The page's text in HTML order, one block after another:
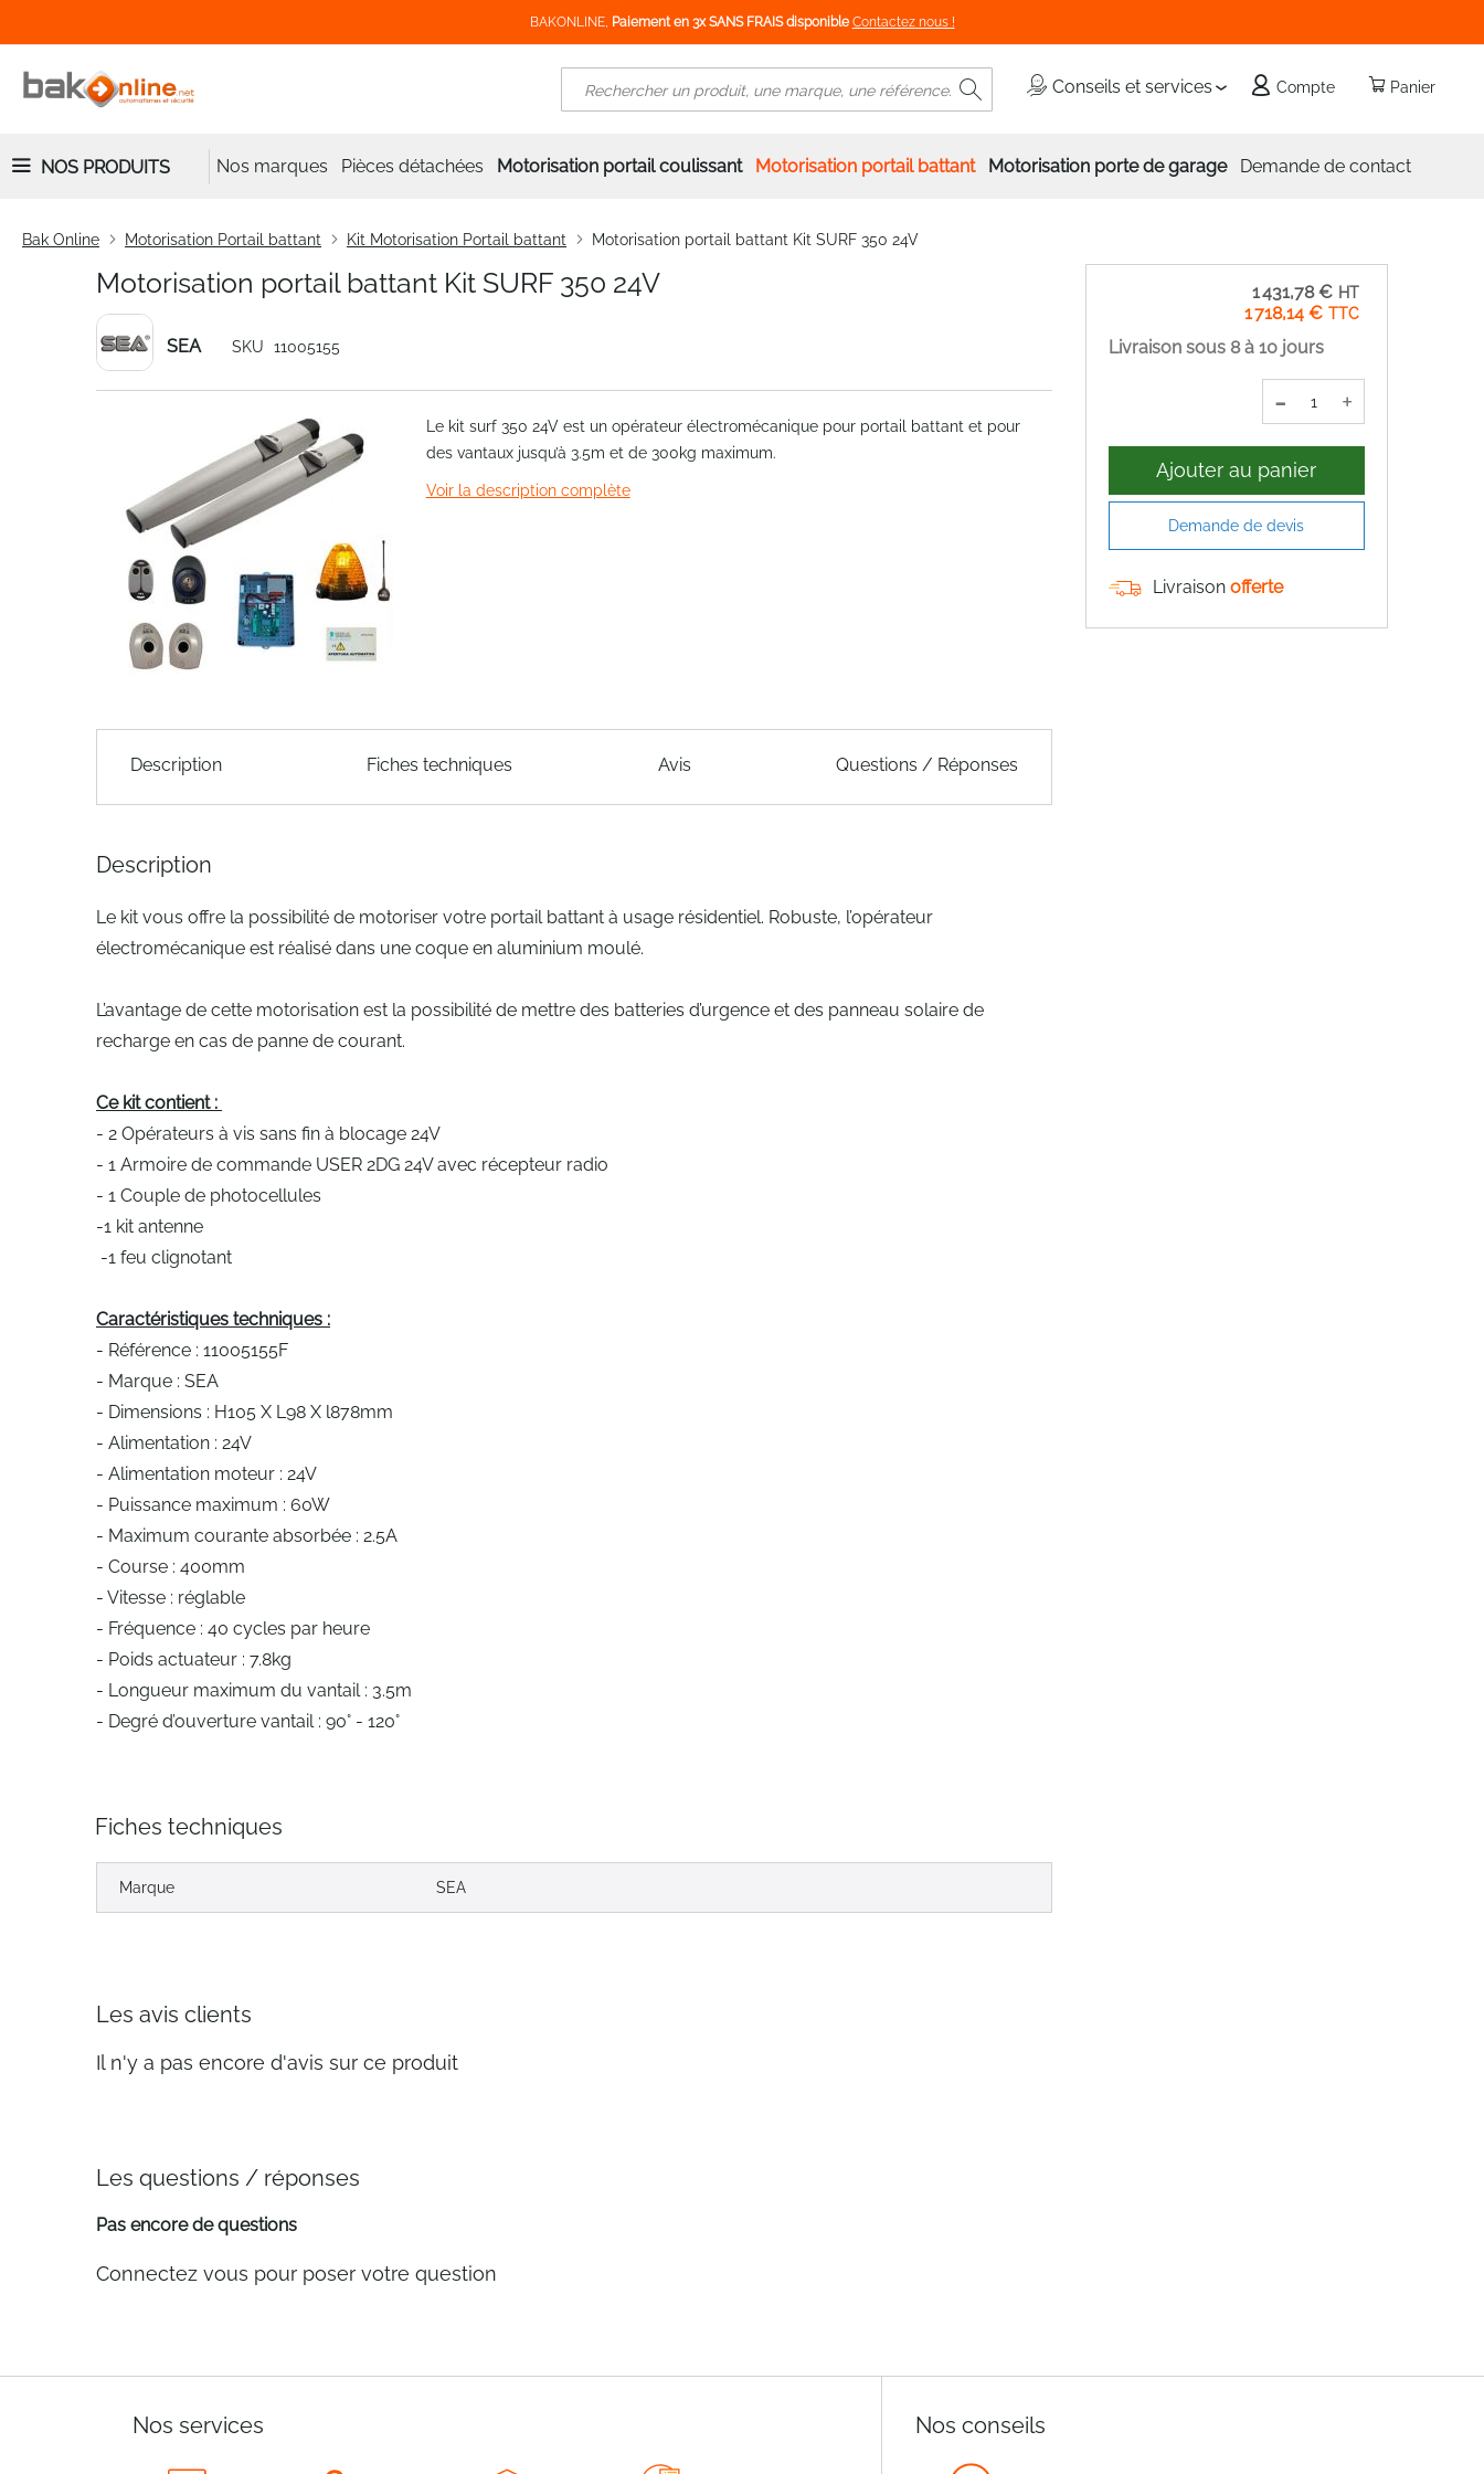
BAKONLINE, Paiement en 3x SANS FRAIS disponible Contactez nous !
Panier
Conseils et services Compte
Rechercher
NOS PRODUITS Nos marques Pièces détachées Motorisation portail coulissant Motorisation portail battant Motorisation porte de garage Demande de contact
Bak Online Motorisation Portail battant Kit Motorisation Portail battant Motorisation portail battant Kit SURF 350 24V
Motorisation portail battant Kit SURF 350 24V
SEA SKU 11005155
images
gallery
the
images
gallery
Le kit surf 350 24V est un opérateur électromécanique pour portail battant et pour
des vantaux jusqu’à 3.5m et de 300kg maximum.
Voir la description complète
Description Fiches techniques Avis Questions / Réponses
Description
Le kit vous offre la possibilité de motoriser votre portail battant à usage résidentiel. Robuste, l’opérateur
électromécanique est réalisé dans une coque en aluminium moulé.
L’avantage de cette motorisation est la possibilité de mettre des batteries d’urgence et des panneau solaire de
recharge en cas de panne de courant.
Ce kit contient :
- 2 Opérateurs à vis sans fin à blocage 24V
- 1 Armoire de commande USER 2DG 24V avec récepteur radio
- 1 Couple de photocellules
-1 kit antenne
-1 feu clignotant
Caractéristiques techniques :
- Référence : 11005155F
- Marque : SEA
- Dimensions : H105 X L98 X l878mm
- Alimentation : 24V
- Alimentation moteur : 24V
- Puissance maximum : 60W
- Maximum courante absorbée : 2.5A
- Course : 400mm
- Vitesse : réglable
- Fréquence : 40 cycles par heure
- Poids actuateur : 7.8kg
- Longueur maximum du vantail : 3.5m
- Degré d’ouverture vantail : 90° - 120°
Fiches techniques
Marque SEA
Les avis clients
Il n'y a pas encore d'avis sur ce produit
Les questions / réponses
Pas encore de questions
Connectez vous pour poser votre question
1 718,14 €
1 431,78 €
Livraison sous 8 à 10 jours
- +
Ajouter au panier
Demande de devis
Livraison offerte
Nos services Nos conseils